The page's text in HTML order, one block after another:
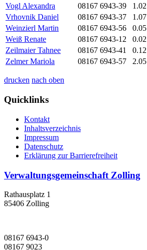
Vogl Alexandra
08167 6943-39 1.02
Vrhovnik Daniel
08167 6943-37 1.07
Weinzierl Martin
08167 6943-56 0.05
Weiß Renate
08167 6943-12 0.02
Zeilmaier Tahnee
08167 6943-41 0.12
Zelmer Mariola
08167 6943-57 2.05
drucken nach oben
Quicklinks
Kontakt
Inhaltsverzeichnis
Impressum
Datenschutz
Erklärung zur Barrierefreiheit
Verwaltungsgemeinschaft Zolling
Rathausplatz 1
85406 Zolling
08167 6943-0
08167 9023